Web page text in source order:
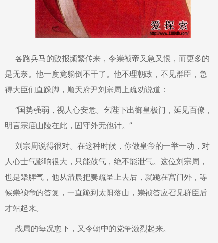
各路兵马的败报频繁传来，令崇祯帝又急又恨，而更多的
是无奈。他一度竟躺倒不干了。他不理朝政，不见群臣，急
得大臣们直跺脚，顺天府尹刘宗周上疏劝说道：
“国势强弱，视人心安危。乞陛下出御皇极门，延见百僚，
明言宗庙山陵在此，固守外无他计。”
刘宗周说得很对。在这种时候，你做皇帝的一举一动，对
人心士气影响很大，只能鼓气，绝不能泄气。这位刘宗周，
也是犟脾气，他从清晨把奏疏呈上去后，就跪在宫门外，等
候崇祯帝的答复，一直跪到太阳落山，崇祯答应召见群臣后
才站起来。
战局的每况愈下，又令朝中的党争激烈起来。